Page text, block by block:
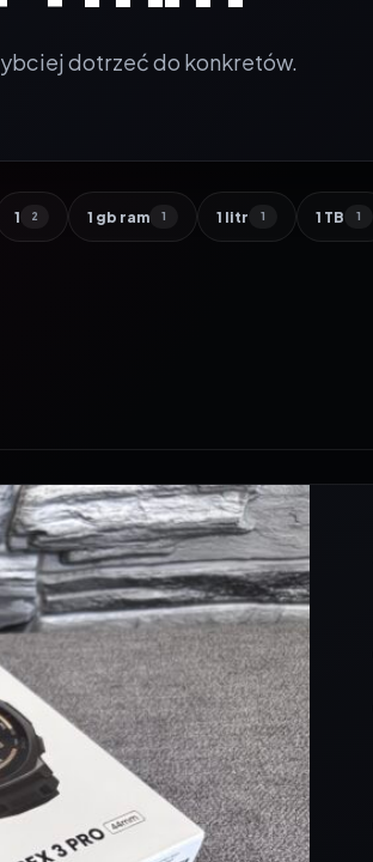
dotrzeć do konkretów.
1 2 1 gb ram 1 1 litr 1 1 TB 1